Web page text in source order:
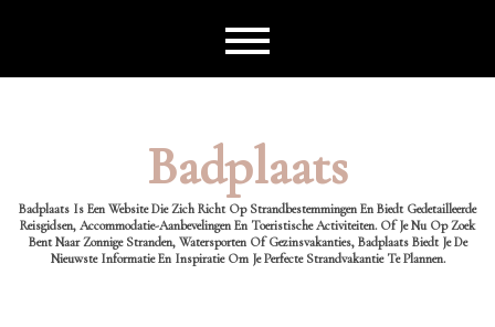
Badplaats
Badplaats Is Een Website Die Zich Richt Op Strandbestemmingen En Biedt Gedetailleerde
Reisgidsen, Accommodatie-Aanbevelingen En Toeristische Activiteiten. Of Je Nu Op Zoek
Bent Naar Zonnige Stranden, Watersporten Of Gezinsvakanties, Badplaats Biedt Je De
Nieuwste Informatie En Inspiratie Om Je Perfecte Strandvakantie Te Plannen.